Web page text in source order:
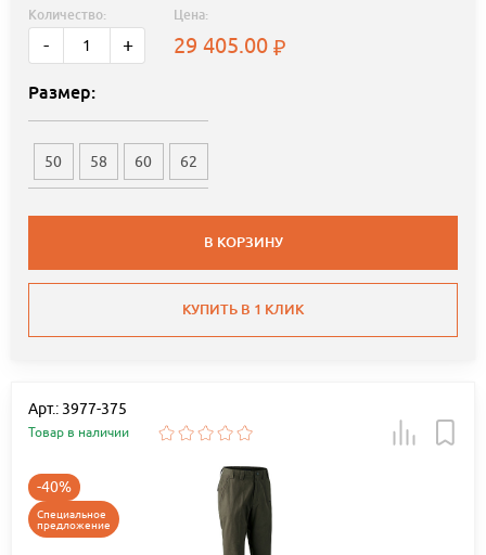
Количество:
- +
Цена:
29 405.00
Размер:
50 58 60 62
В КОРЗИНУ
КУПИТЬ В 1 КЛИК
Арт.: 3977-375
Товар в наличии
-40%
Специальное
предложение